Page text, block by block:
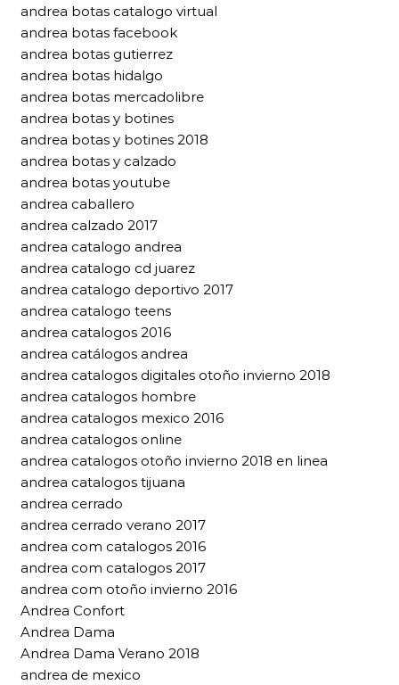
andrea botas catalogo virtual
andrea botas facebook
andrea botas gutierrez
andrea botas hidalgo
andrea botas mercadolibre
andrea botas y botines
andrea botas y botines 2018
andrea botas y calzado
andrea botas youtube
andrea caballero
andrea calzado 2017
andrea catalogo andrea
andrea catalogo cd juarez
andrea catalogo deportivo 2017
andrea catalogo teens
andrea catalogos 2016
andrea catálogos andrea
andrea catalogos digitales otoño invierno 2018
andrea catalogos hombre
andrea catalogos mexico 2016
andrea catalogos online
andrea catalogos otoño invierno 2018 en linea
andrea catalogos tijuana
andrea cerrado
andrea cerrado verano 2017
andrea com catalogos 2016
andrea com catalogos 2017
andrea com otoño invierno 2016
Andrea Confort
Andrea Dama
Andrea Dama Verano 2018
andrea de mexico